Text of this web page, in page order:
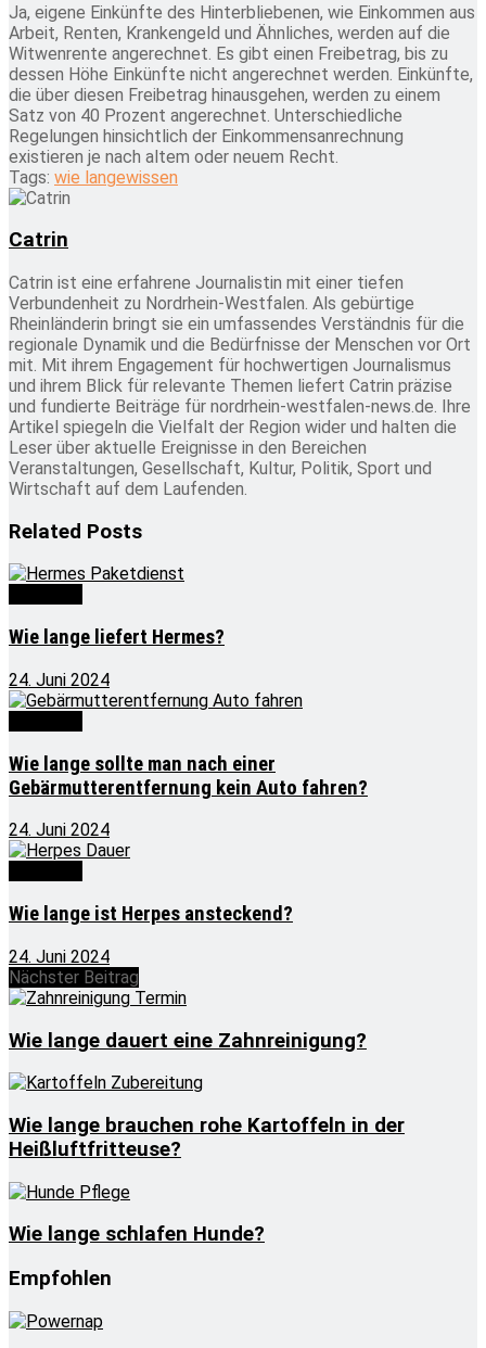
Ja, eigene Einkünfte des Hinterbliebenen, wie Einkommen aus
Arbeit, Renten, Krankengeld und Ähnliches, werden auf die
Witwenrente angerechnet. Es gibt einen Freibetrag, bis zu
dessen Höhe Einkünfte nicht angerechnet werden. Einkünfte,
die über diesen Freibetrag hinausgehen, werden zu einem
Satz von 40 Prozent angerechnet. Unterschiedliche
Regelungen hinsichtlich der Einkommensanrechnung
existieren je nach altem oder neuem Recht.
Tags: wie langewissen
Catrin
Catrin ist eine erfahrene Journalistin mit einer tiefen
Verbundenheit zu Nordrhein-Westfalen. Als gebürtige
Rheinländerin bringt sie ein umfassendes Verständnis für die
regionale Dynamik und die Bedürfnisse der Menschen vor Ort
mit. Mit ihrem Engagement für hochwertigen Journalismus
und ihrem Blick für relevante Themen liefert Catrin präzise
und fundierte Beiträge für nordrhein-westfalen-news.de. Ihre
Artikel spiegeln die Vielfalt der Region wider und halten die
Leser über aktuelle Ereignisse in den Bereichen
Veranstaltungen, Gesellschaft, Kultur, Politik, Sport und
Wirtschaft auf dem Laufenden.
Related Posts
Wie lange liefert Hermes?
24. Juni 2024
Wie lange sollte man nach einer
Gebärmutterentfernung kein Auto fahren?
24. Juni 2024
Wie lange ist Herpes ansteckend?
24. Juni 2024
Nächster Beitrag
Wie lange dauert eine Zahnreinigung?
Wie lange brauchen rohe Kartoffeln in der
Heißluftfritteuse?
Wie lange schlafen Hunde?
Empfohlen